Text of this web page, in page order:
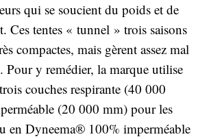
qui se soucient du poids et de
Ces tentes « tunnel » trois saisons
compactes, mais gèrent assez mal
Pour y remédier, la marque utilise
couches respirante (40 000
(20 000 mm) pour les
en Dyneema® 100% imperméable